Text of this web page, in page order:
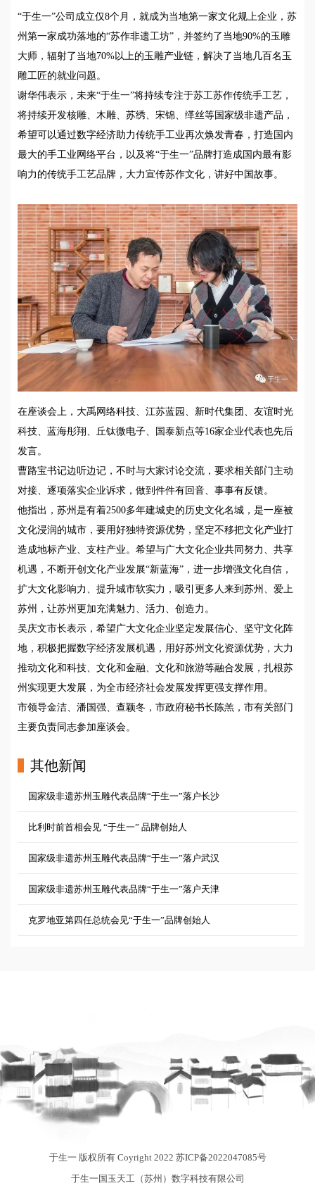
“于生一”公司成立仅8个月，就成为当地第一家文化规上企业，苏
州第一家成功落地的“苏作非遗工坊”，并签约了当地90%的玉雕
大师，辐射了当地70%以上的玉雕产业链，解决了当地几百名玉
雕工匠的就业问题。
谢华伟表示，未来“于生一”将持续专注于苏工苏作传统手工艺，
将持续开发核雕、木雕、苏绣、宋锦、缂丝等国家级非遗产品，
希望可以通过数字经济助力传统手工业再次焕发青春，打造国内
最大的手工业网络平台，以及将“于生一”品牌打造成国内最有影
响力的传统手工艺品牌，大力宣传苏作文化，讲好中国故事。
在座谈会上，大禹网络科技、江苏蓝园、新时代集团、友谊时光
科技、蓝海彤翔、丘钛微电子、国泰新点等16家企业代表也先后
发言。
曹路宝书记边听边记，不时与大家讨论交流，要求相关部门主动
对接、逐项落实企业诉求，做到件件有回音、事事有反馈。
他指出，苏州是有着2500多年建城史的历史文化名城，是一座被
文化浸润的城市，要用好独特资源优势，坚定不移把文化产业打
造成地标产业、支柱产业。希望与广大文化企业共同努力、共享
机遇，不断开创文化产业发展“新蓝海”，进一步增强文化自信，
扩大文化影响力、提升城市软实力，吸引更多人来到苏州、爱上
苏州，让苏州更加充满魅力、活力、创造力。
吴庆文市长表示，希望广大文化企业坚定发展信心、坚守文化阵
地，积极把握数字经济发展机遇，用好苏州文化资源优势，大力
推动文化和科技、文化和金融、文化和旅游等融合发展，扎根苏
州实现更大发展，为全市经济社会发展发挥更强支撑作用。
市领导金洁、潘国强、查颖冬，市政府秘书长陈羔，市有关部门
主要负责同志参加座谈会。
其他新闻
国家级非遗苏州玉雕代表品牌“于生一”落户长沙
比利时前首相会见 “于生一” 品牌创始人
国家级非遗苏州玉雕代表品牌“于生一”落户武汉
国家级非遗苏州玉雕代表品牌“于生一”落户天津
克罗地亚第四任总统会见“于生一”品牌创始人
于生一 版权所有 Coyright 2022 苏ICP备2022047085号
于生一国玉天工（苏州）数字科技有限公司